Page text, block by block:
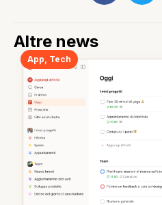
Altre news
App Tech